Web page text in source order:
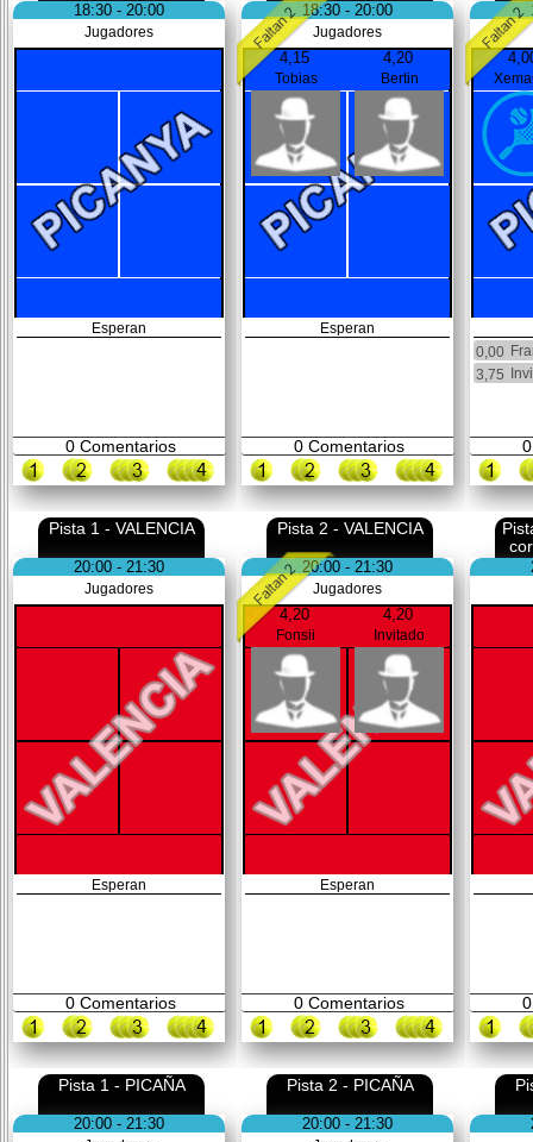
18:30 - 20:00
Jugadores
Esperan
0Comentarios
18:30 - 20:00
Jugadores
4,15
Tobias
4,20
Bertin
Esperan
0Comentarios
0,00
3,75
0
Pista 1 - VALENCIA
20:00 - 21:30
Jugadores
Esperan
0Comentarios
Pista 2 - VALENCIA
20:00 - 21:30
Jugadores
4,20
Fonsii
4,20
Invitado
Esperan
0Comentarios 0
Pista 1 - PICAÑA
20:00 - 21:30
Pista 2 - PICAÑA
20:00 - 21:30